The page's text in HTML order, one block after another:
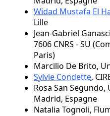
Widad Mustafa El
Lille
Jean-Gabriel
7606 CNRS - SU
Paris)
Marcilio De Brito,
Sylvie Condette,
Rosa San
Madrid, Espagne
Natalia Tognoli,